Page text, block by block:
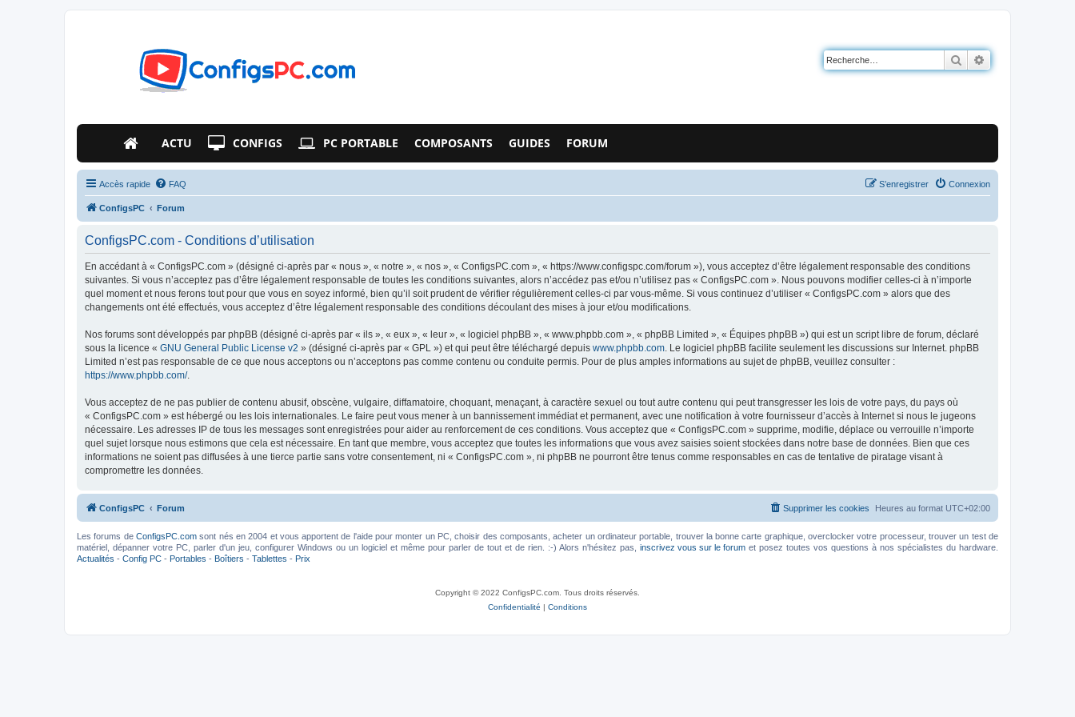
Rechercher
ACTU CONFIGS PC PORTABLE COMPOSANTS GUIDES FORUM
Accès rapide FAQ Connexion
S’enregistrer
ConfigsPC Forum
ConfigsPC.com - Conditions d’utilisation
En accédant à « ConfigsPC.com » (désigné ci-après par « nous », « notre », « nos », « ConfigsPC.com », « https://www.configspc.com/forum »), vous acceptez d’être légalement responsable des conditions
suivantes. Si vous n’acceptez pas d’être légalement responsable de toutes les conditions suivantes, alors n’accédez pas et/ou n’utilisez pas « ConfigsPC.com ». Nous pouvons modifier celles-ci à n’importe
quel moment et nous ferons tout pour que vous en soyez informé, bien qu’il soit prudent de vérifier régulièrement celles-ci par vous-même. Si vous continuez d’utiliser « ConfigsPC.com » alors que des
changements ont été effectués, vous acceptez d’être légalement responsable des conditions découlant des mises à jour et/ou modifications.
Nos forums sont développés par phpBB (désigné ci-après par « ils », « eux », « leur », « logiciel phpBB », « www.phpbb.com », « phpBB Limited », « Équipes phpBB ») qui est un script libre de forum, déclaré
sous la licence « GNU General Public License v2 » (désigné ci-après par « GPL ») et qui peut être téléchargé depuis www.phpbb.com. Le logiciel phpBB facilite seulement les discussions sur Internet. phpBB
Limited n’est pas responsable de ce que nous acceptons ou n’acceptons pas comme contenu ou conduite permis. Pour de plus amples informations au sujet de phpBB, veuillez consulter :
https://www.phpbb.com/.
Vous acceptez de ne pas publier de contenu abusif, obscène, vulgaire, diffamatoire, choquant, menaçant, à caractère sexuel ou tout autre contenu qui peut transgresser les lois de votre pays, du pays où
« ConfigsPC.com » est hébergé ou les lois internationales. Le faire peut vous mener à un bannissement immédiat et permanent, avec une notification à votre fournisseur d’accès à Internet si nous le jugeons
nécessaire. Les adresses IP de tous les messages sont enregistrées pour aider au renforcement de ces conditions. Vous acceptez que « ConfigsPC.com » supprime, modifie, déplace ou verrouille n’importe
quel sujet lorsque nous estimons que cela est nécessaire. En tant que membre, vous acceptez que toutes les informations que vous avez saisies soient stockées dans notre base de données. Bien que ces
informations ne soient pas diffusées à une tierce partie sans votre consentement, ni « ConfigsPC.com », ni phpBB ne pourront être tenus comme responsables en cas de tentative de piratage visant à
compromettre les données.
ConfigsPC Forum Heures au format UTC+02:00
Supprimer les cookies
Les forums de ConfigsPC.comsont nés en 2004 et vous apportent de l'aide pour monter un PC, choisir des composants, acheter un ordinateur portable, trouver la bonne carte graphique, overclocker votre processeur, trouver un test de
matériel, dépanner votre PC, parler d'un jeu, configurer Windows ou un logiciel et même pour parler de tout et de rien. :-) Alors n'hésitez pas, inscrivez vous sur le forum et posez toutes vos questions à nos spécialistes du hardware.
Actualités - Config PC - Portables - Boîtiers - Tablettes - Prix
Copyright © 2022 ConfigsPC.com. Tous droits réservés.
Confidentialité | Conditions